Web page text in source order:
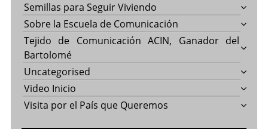
Semillas para Seguir Viviendo
Sobre la Escuela de Comunicación
Tejido de Comunicación ACIN, Ganador del
Bartolomé
Uncategorised
Video Inicio
Visita por el País que Queremos